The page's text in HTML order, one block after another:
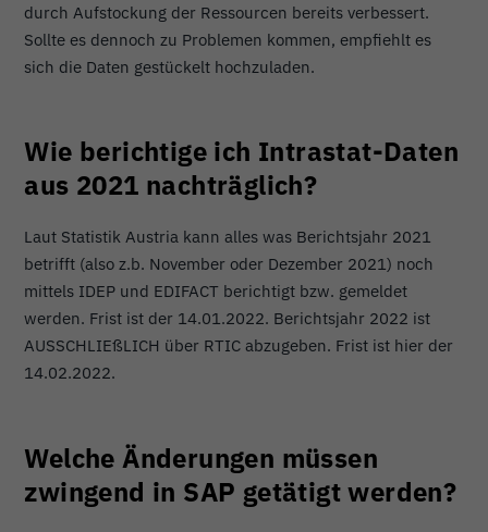
durch Aufstockung der Ressourcen bereits verbessert.
Sollte es dennoch zu Problemen kommen, empfiehlt es
sich die Daten gestückelt hochzuladen.
Wie berichtige ich Intrastat-Daten
aus 2021 nachträglich?
Laut Statistik Austria kann alles was Berichtsjahr 2021
betrifft (also z.b. November oder Dezember 2021) noch
mittels IDEP und EDIFACT berichtigt bzw. gemeldet
werden. Frist ist der 14.01.2022. Berichtsjahr 2022 ist
AUSSCHLIEßLICH über RTIC abzugeben. Frist ist hier der
14.02.2022.
Welche Änderungen müssen
zwingend in SAP getätigt werden?